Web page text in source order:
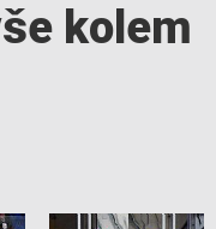
kolem